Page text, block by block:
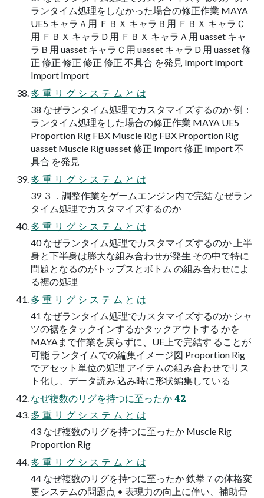
ランタイム処理をしなかった場合の修正作業 MAYA
UE5 キャラＡ用 ＦＢＸ キャラＢ用 ＦＢＸ キャラＣ
用 ＦＢＸ キャラＤ用 ＦＢＸ キャラＡ用 uasset キャ
ラＢ用 uasset キャラＣ用 uasset キャラＤ用 uasset 修
正 修正 修正 修正 修正 不具合 を発見 Import Import
Import Import
多 重 リ グ シ ス テ ム と は
38 なぜランタイム処理でカスタマイズするのか 例：
ランタイム処理をした場合の修正作業 MAYA UE5
Proportion Rig FBX Muscle Rig FBX Proportion Rig
uasset Muscle Rig uasset 修正 Import 修正 Import 不
具合 を発見
多 重 リ グ シ ス テ ム と は
39 ３．調整作業をゲームエンジン内で完結 なぜラン
タイム処理でカスタマイズするのか
多 重 リ グ シ ス テ ム と は
40 なぜランタイム処理でカスタマイズするのか 上半
身と下半身は膨大な組み合わせが発生 その中で特に
問題となるのがトップスとボトム の組み合わせによ
る裾の処理
多 重 リ グ シ ス テ ム と は
41 なぜランタイム処理でカスタマイズするのか シャ
ツの裾をタックインするかタックアウトする かを
MAYAまで作業を戻らずに、UE上で完結す ることが
可能 ランタイムでの編集イメージ図 Proportion Rig
でアセット単位の処理 アイテムの組み合わせでリス
ト化し、データ読み 込み時に形状編集している
なぜ複数のリグを持つに至ったか 42
多 重 リ グ シ ス テ ム と は
43 なぜ複数のリグを持つに至ったか Muscle Rig
Proportion Rig
多 重 リ グ シ ス テ ム と は
44 なぜ複数のリグを持つに至ったか 鉄拳７の体格変
更システムの問題点 • 表現力の向上に伴い、補助骨